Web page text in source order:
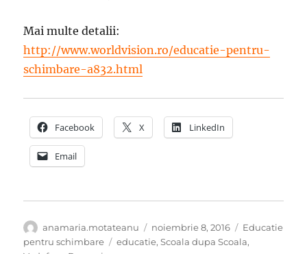
Mai multe detalii:
http://www.worldvision.ro/educatie-pentru-
schimbare-a832.html
Facebook X LinkedIn
Email
Autor
anamaria.motateanu
Publicat
pe
noiembrie 8, 2016 Categorii
Educatie
pentru schimbare
Etichete
educatie,Scoala dupa Scoala,